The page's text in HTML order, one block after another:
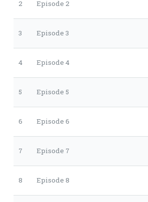
2 Episode 2
3 Episode 3
4 Episode 4
5 Episode 5
6 Episode 6
7 Episode 7
8 Episode 8